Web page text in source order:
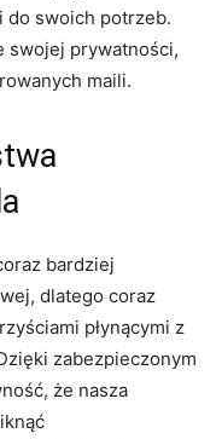
do swoich potrzeb.
swojej prywatności,
maili.
bardziej
dlatego coraz
płynącymi z
zabezpieczonym
że nasza